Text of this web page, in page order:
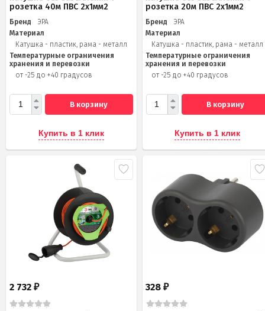
розетка 40м ПВС 2x1мм2
Бренд
ЭРА
Материал
Катушка - пластик, рама - металл
Температурные ограничения
хранения и перевозки
от -25 до +40 градусов
В корзину
Купить в 1 клик
розетка 20м ПВС 2х1мм2
Бренд
ЭРА
Материал
Катушка - пластик, рама - металл
Температурные ограничения
хранения и перевозки
от -25 до +40 градусов
В корзину
Купить в 1 клик
2 732 ₽ 328₽